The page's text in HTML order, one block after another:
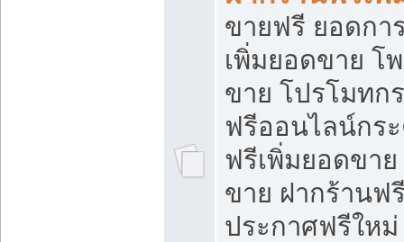
ขายฟรี ยอดกา
เพิ่มยอดขาย โ
ขาย โปรโมทก
ฟรีออนไลน์กร
ฟรีเพิ่มยอดขา
ขาย ฝากร้านฟ
ประกาศฟรีใหม่